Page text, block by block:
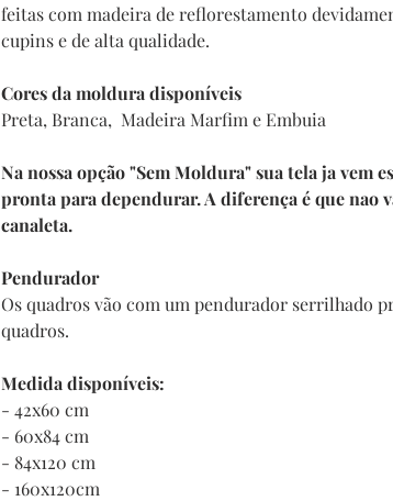
feitas com madeira de reflorestamento
cupins e de alta qualidade.
Cores da moldura disponíveis
Preta, Branca, Madeira Marfim e Embuia
Na nossa opção "Sem Moldura" sua tela ja vem
pronta para dependurar. A diferença é que nao
canaleta.
Pendurador
Os quadros vão com um pendurador serrilhado
quadros.
Medida disponíveis:
- 42x60 cm
- 60x84 cm
- 84x120 cm
- 160x120cm